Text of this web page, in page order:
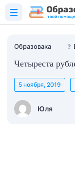
Образовака ❓
Четыреста
Юля
5 ноября, 2019